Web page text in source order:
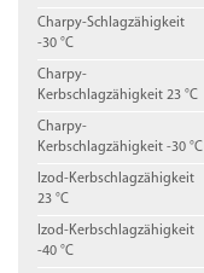
Charpy-Schlagzähigkeit
-30 °C
Charpy-
Kerbschlagzähigkeit 23 °C
Charpy-
Kerbschlagzähigkeit -30 °C
Izod-Kerbschlagzähigkeit
23 °C
Izod-Kerbschlagzähigkeit
-40 °C